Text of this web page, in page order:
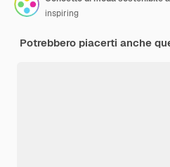
inspiring
Potrebbero piacerti anche